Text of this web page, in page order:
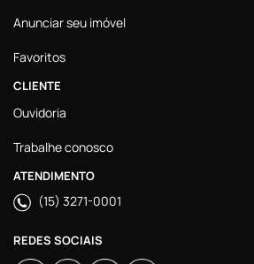
Anunciar seu imóvel
Favoritos
CLIENTE
Ouvidoria
Trabalhe conosco
ATENDIMENTO
(15) 3271-0001
REDES SOCIAIS